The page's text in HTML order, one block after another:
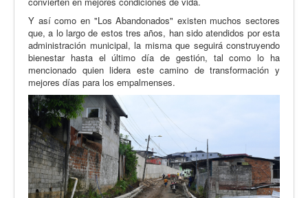
Y así como en "Los Abandonados" existen muchos sectores
que, a lo largo de estos tres años, han sido atendidos por esta
administración municipal, la misma que seguirá construyendo
bienestar hasta el último día de gestión, tal como lo ha
mencionado quien lidera este camino de transformación y
mejores días para los empalmenses.